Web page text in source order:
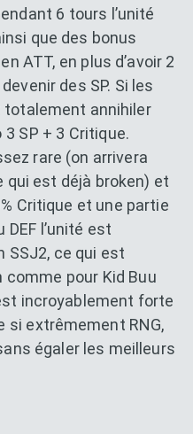
6 tours l’unité
que des bonus
ATT, en plus d’avoir 2
des SP. Si les
totalement annihiler
SP + 3 Critique.
rare (on arrivera
qui est déjà broken) et
Critique et une partie
l’unité est
SSJ2, ce qui est
pour Kid Buu
incroyablement forte
si extrêmement RNG,
égaler les meilleurs